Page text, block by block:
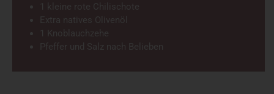
1 kleine rote Chilischote
Extra natives Olivenöl
1 Knoblauchzehe
Pfeffer und Salz nach Belieben